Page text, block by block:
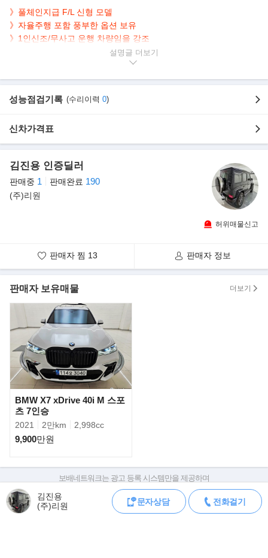
》풀체인지급 F/L 신형 모델
》자율주행 포함 풍부한 옵션 보유
》1인신조/무사고 운행 차량임을 강조
- 1인신조
- 7,760km 실주행
- 포스 넘치는 블랙 바디
- 고효율 2.2L 디젤 엔진 탑재
▶신차출고 당시 추가옵션
- 하이 컴포트 패키지
등 320만원 추가옵션 적용 차량임을 강조
▶강조내역
- 앞,뒤범퍼 기스로인해서 교환이력만 있음 (범퍼교체 전 사진보유
- 신차가격 4,628 만원, 견인고리 장착 (구조변경 완료), 엠비언트
라이트 장착
▶판매자의 한마디
신차급 차량 (2021년형모델) 적극 추천드립니다!
▶신규 파워트레인,첨단주행안전 보조시스템 F/L '올 뉴 렉스턴..'
올 뉴 렉스턴의 매력은 사전계약과 함께 공개된 디자인에 대한 호평
에서 시작된다. 정통 SUV의 당당한
프로젝션 타입의 Full LED 헤드램프를 비롯한 각 요소들이 레이어
드 구조를 이루며 입체감을 연출한다.
웅장한 사이즈와 견고한 이미지의 다이아몬드 셰이프 라디에이터
설명글
성능점검기록 (수리이력 0)
신차가격표
김진용 인증딜러
판매중 1 판매완료 190
(주)리원
허위매물신고
판매자 찜 13 판매자 정보
판매자 보유매물 더보기
BMW X7 xDrive 40i M 스포
츠 7인승
2021 2만km 2,998cc
9,900만원
김진용
(주)리원
문자상담 전화걸기
보배네트워크는 광고 등록 시스템만을 제공하며
판매자가 직접 등록한 내용에 대한 모든 책임은 판매자에게 있습니다.
차량 구매 시 차량등록증, 성능점검기록부, 실제 차량 상태,
차대번호 조회로 직접 정보를 확인하세요.